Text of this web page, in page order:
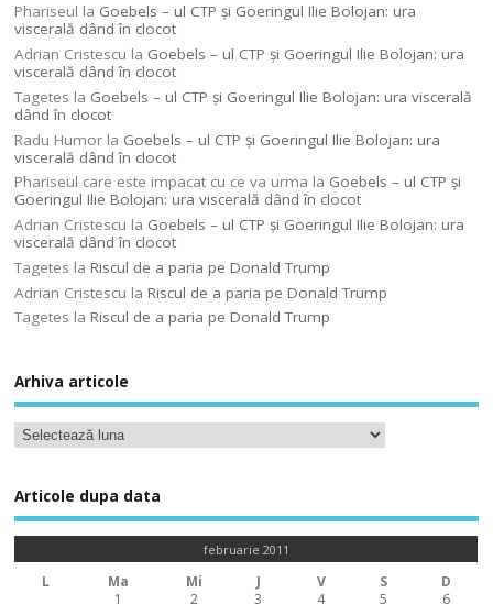
Phariseul la Goebels – ul CTP şi Goeringul Ilie Bolojan: ura
viscerală dând în clocot
Adrian Cristescu la Goebels – ul CTP şi Goeringul Ilie Bolojan: ura
viscerală dând în clocot
Tagetes la Goebels – ul CTP şi Goeringul Ilie Bolojan: ura viscerală
dând în clocot
Radu Humor la Goebels – ul CTP şi Goeringul Ilie Bolojan: ura
viscerală dând în clocot
Phariseul care este impacat cu ce va urma la Goebels – ul CTP şi
Goeringul Ilie Bolojan: ura viscerală dând în clocot
Adrian Cristescu la Goebels – ul CTP şi Goeringul Ilie Bolojan: ura
viscerală dând în clocot
Tagetes laRiscul de a paria pe Donald Trump
Adrian Cristescu laRiscul de a paria pe Donald Trump
Tagetes laRiscul de a paria pe Donald Trump
Arhiva articole
Articole dupa data
februarie 2011
L Ma Mi J V S
D
1
2 3 4 5 6